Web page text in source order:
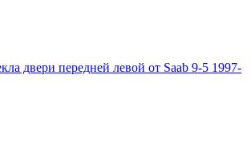
двери передней левой от Saab 9-5 1997-